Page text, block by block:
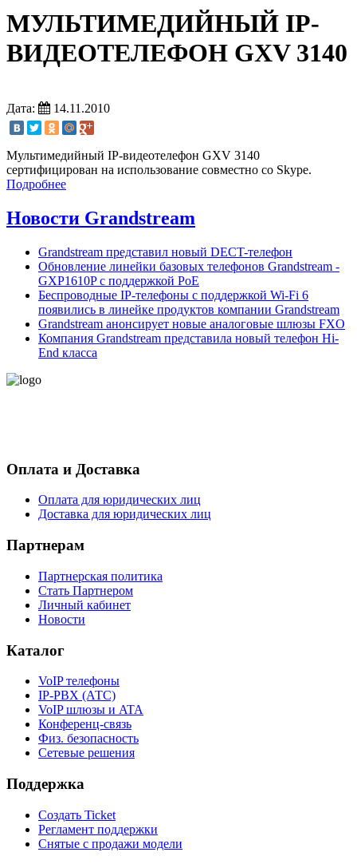
МУЛЬТИМЕДИЙНЫЙ IP-
ВИДЕОТЕЛЕФОН GXV 3140
Дата: 14.11.2010
Мультимедийный IP-видеотелефон GXV 3140
сертифицирован на использование совместно со Skype.
Подробнее
Новости Grandstream
Grandstream представил новый DECT-телефон
Обновление линейки базовых телефонов Grandstream -
GXP1610P с поддержкой PoE
Беспроводные IP-телефоны с поддержкой Wi-Fi 6
появились в линейке продуктов компании Grandstream
Grandstream анонсирует новые аналоговые шлюзы FXO
Компания Grandstream представила новый телефон Hi-
End класса
Оплата и Доставка
Оплата для юридических лиц
Доставка для юридических лиц
Партнерам
Партнерская политика
Стать Партнером
Личный кабинет
Новости
Каталог
VoIP телефоны
IP-PBX (АТС)
VoIP шлюзы и ATA
Конференц-связь
Физ. безопасность
Сетевые решения
Поддержка
Создать Ticket
Регламент поддержки
Снятые с продажи модели